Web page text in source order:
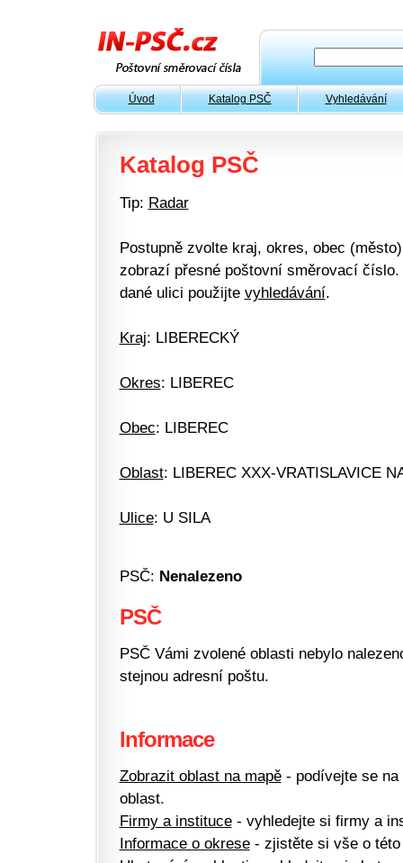
Úvod Katalog PSČ Vyhledávání
Katalog PSČ
Tip: Radar
Postupně zvolte kraj, okres, obec
zobrazí přesné poštovní směrovací
dané ulici použijte vyhledávání.
Kraj: LIBERECKÝ
Okres: LIBEREC
Obec: LIBEREC
Oblast: LIBEREC XXX-VRATISLAVICE
Ulice: U SILA
PSČ: Nenalezeno
PSČ
PSČ Vámi zvolené oblasti nebylo
stejnou adresní poštu.
Informace
Zobrazit oblast na mapě- podívejte se na
oblast.
Firmy a instituce- vyhledejte si firmy a
Informace o okrese- zjistěte si vše o této